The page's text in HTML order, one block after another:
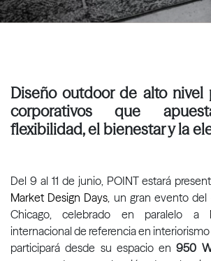
Diseño outdoor de alto nivel
corporativos que
flexibilidad, el bienestar y la
Del 9 al 11 de junio, POINT estará
Market Design Days , un gran evento
Chicago, celebrado en paralelo a
internacional de referencia en
participará desde su espacio en950